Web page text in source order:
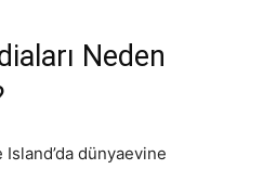
Neden
dünyaevine